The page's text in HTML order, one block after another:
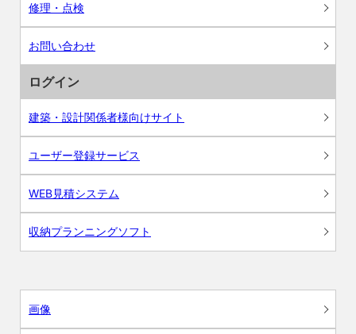
修理・点検
お問い合わせ
ログイン
建築・設計関係者様向けサイト
ユーザー登録サービス
WEB見積システム
収納プランニングソフト
画像